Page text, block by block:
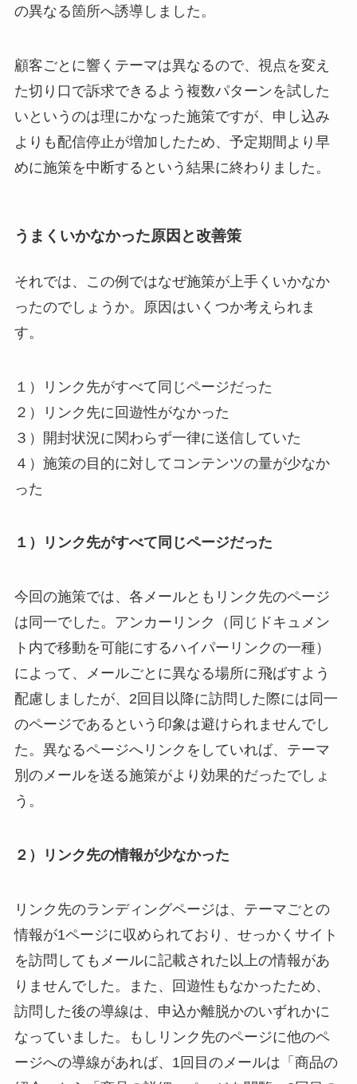
の異なる箇所へ誘導しました。
顧客ごとに響くテーマは異なるので、視点を変え
た切り口で訴求できるよう複数パターンを試した
いというのは理にかなった施策ですが、申し込み
よりも配信停止が増加したため、予定期間より早
めに施策を中断するという結果に終わりました。
うまくいかなかった原因と改善策
それでは、この例ではなぜ施策が上手くいかなか
ったのでしょうか。原因はいくつか考えられま
す。
１）リンク先がすべて同じページだった
２）リンク先に回遊性がなかった
３）開封状況に関わらず一律に送信していた
４）施策の目的に対してコンテンツの量が少なか
った
１）リンク先がすべて同じページだった
今回の施策では、各メールともリンク先のページ
は同一でした。アンカーリンク（同じドキュメン
ト内で移動を可能にするハイパーリンクの一種）
によって、メールごとに異なる場所に飛ばすよう
配慮しましたが、2回目以降に訪問した際には同一
のページであるという印象は避けられませんでし
た。異なるページへリンクをしていれば、テーマ
別のメールを送る施策がより効果的だったでしょ
う。
２）リンク先の情報が少なかった
リンク先のランディングページは、テーマごとの
情報が1ページに収められており、せっかくサイト
を訪問してもメールに記載された以上の情報があ
りませんでした。また、回遊性もなかったため、
訪問した後の導線は、申込か離脱かのいずれかに
なっていました。もしリンク先のページに他のペ
ージへの導線があれば、1回目のメールは「商品の